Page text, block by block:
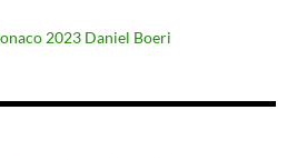
2023 Daniel Boeri